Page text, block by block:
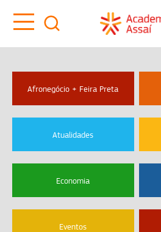
Afronegócio + Feira Preta
Atualidades
Economia
Eventos